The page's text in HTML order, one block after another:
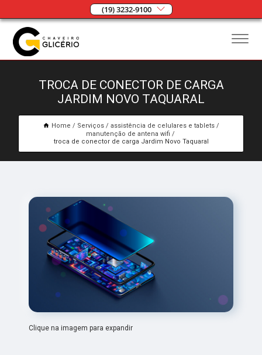
(19) 3232-9100
TROCA DE CONECTOR DE CARGA
JARDIM NOVO TAQUARAL
Home Serviços
assistência de celulares e tablets
manutenção de antena wifi
troca de conector de carga Jardim Novo Taquaral
Clique na imagem para expandir